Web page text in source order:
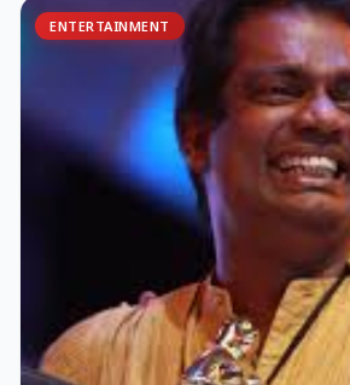
ENTERTAINMENT